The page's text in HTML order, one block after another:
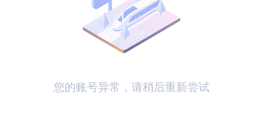
您的账号异常，请稍后重新尝试